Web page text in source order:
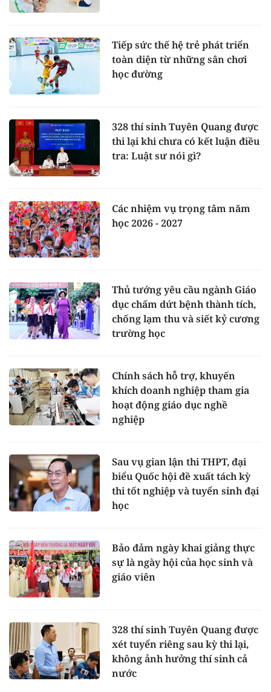
Tiếp sức thế hệ trẻ phát triển
toàn diện từ những sân chơi
học đường
328 thí sinh Tuyên Quang được
thi lại khi chưa có kết luận điều
tra: Luật sư nói gì?
Các nhiệm vụ trọng tâm năm
học 2026 - 2027
Thủ tướng yêu cầu ngành Giáo
dục chấm dứt bệnh thành tích,
chống lạm thu và siết kỷ cương
trường học
Chính sách hỗ trợ, khuyến
khích doanh nghiệp tham gia
hoạt động giáo dục nghề
nghiệp
Sau vụ gian lận thi THPT, đại
biểu Quốc hội đề xuất tách kỳ
thi tốt nghiệp và tuyển sinh đại
học
Bảo đảm ngày khai giảng thực
sự là ngày hội của học sinh và
giáo viên
328 thí sinh Tuyên Quang được
xét tuyển riêng sau kỳ thi lại,
không ảnh hưởng thí sinh cả
nước